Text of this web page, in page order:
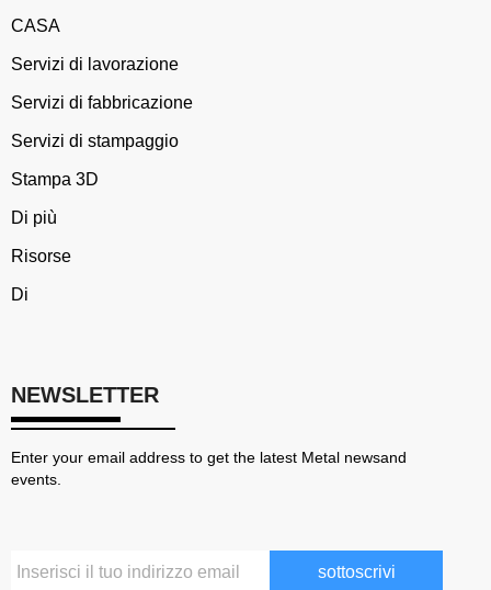
CASA
Servizi di lavorazione
Servizi di fabbricazione
Servizi di stampaggio
Stampa 3D
Di più
Risorse
Di
NEWSLETTER
Enter your email address to get the latest Metal newsand
events.
sottoscrivi